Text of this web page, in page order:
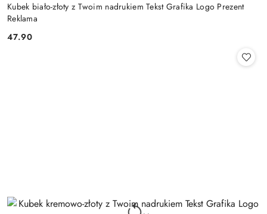
Kubek biało-złoty z Twoim nadrukiem Tekst Grafika Logo Prezent
Reklama
Cena:
47.90